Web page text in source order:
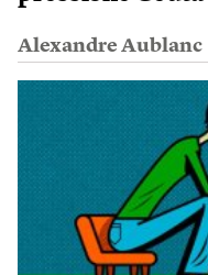
Alexandre Aublanc